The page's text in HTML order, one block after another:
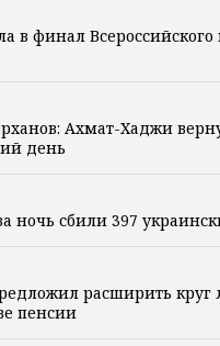
в финал Всероссийского
Ахмат-Хаджи
день
ночь сбили 397
расширить
пенсии